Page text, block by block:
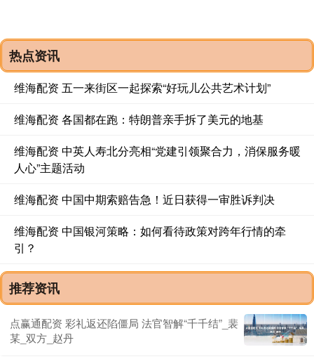
热点资讯
维海配资 五一来街区一起探索“好玩儿公共艺术计划”
维海配资 各国都在跑：特朗普亲手拆了美元的地基
维海配资 中英人寿北分亮相“党建引领聚合力，消保服务暖
人心”主题活动
维海配资 中国中期索赔告急！近日获得一审胜诉判决
维海配资 中国银河策略：如何看待政策对跨年行情的牵
引？
推荐资讯
点赢通配资 彩礼返还陷僵局 法官智解“千千结”_裴
某_双方_赵丹